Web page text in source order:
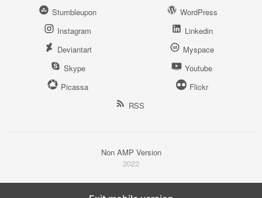
Stumbleupon
WordPress
Instagram
Linkedin
Deviantart
Myspace
Skype
Youtube
Picassa
Flickr
RSS
Non AMP Version
2022